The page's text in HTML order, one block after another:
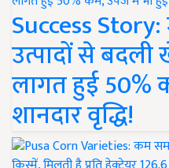
Success
उत्पादों से बदली
लागत हुई 50%
शानदार वृद्धि!